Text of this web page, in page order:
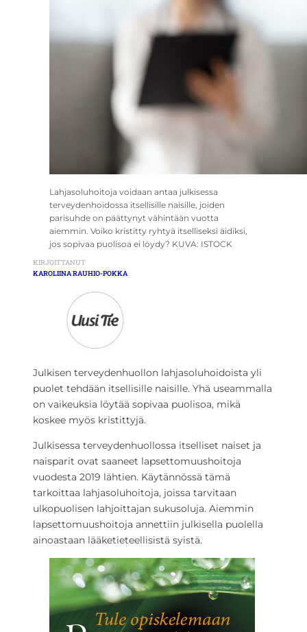
Lahjasoluhoitoja voidaan antaa julkisessa
terveydenhoidossa itsellisille naisille, joiden
parisuhde on päättynyt vähintään vuotta
aiemmin. Voiko kristitty ryhtyä itselliseksi äidiksi,
jos sopivaa puolisoa ei löydy? KUVA: ISTOCK
KIRJOITTANUT
KAROLIINA RAUHIO-POKKA
Julkisen terveydenhuollon lahjasoluhoidoista yli
puolet tehdään itsellisille naisille. Yhä useammalla
on vaikeuksia löytää sopivaa puolisoa, mikä
koskee myös kristittyjä.
Julkisessa terveydenhuollossa itselliset naiset ja
naisparit ovat saaneet lapsettomuushoitoja
vuodesta 2019 lähtien. Käytännössä tämä
tarkoittaa lahjasoluhoitoja, joissa tarvitaan
ulkopuolisen lahjoittajan sukusoluja. Aiemmin
lapsettomuushoitoja annettiin julkisella puolella
ainoastaan lääketieteellisistä syistä.